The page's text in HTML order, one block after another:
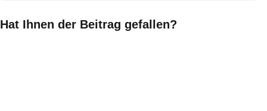
Hat Ihnen der Beitrag gefallen?